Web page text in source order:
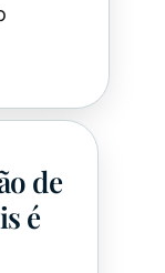
de
é